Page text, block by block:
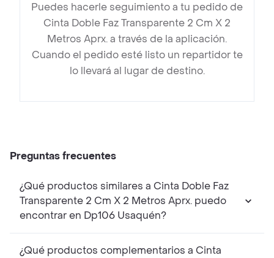
Puedes hacerle seguimiento a tu pedido de
Cinta Doble Faz Transparente 2 Cm X 2
Metros Aprx. a través de la aplicación.
Cuando el pedido esté listo un repartidor te
lo llevará al lugar de destino.
Preguntas frecuentes
¿Qué productos similares a Cinta Doble Faz
Transparente 2 Cm X 2 Metros Aprx. puedo
encontrar en Dp106 Usaquén?
¿Qué productos complementarios a Cinta